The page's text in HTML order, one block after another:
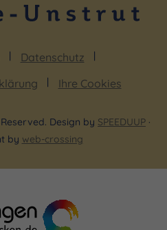
Datenschutz
Ihre Cookies
Design by SPEEDUUP ·
by web-crossing